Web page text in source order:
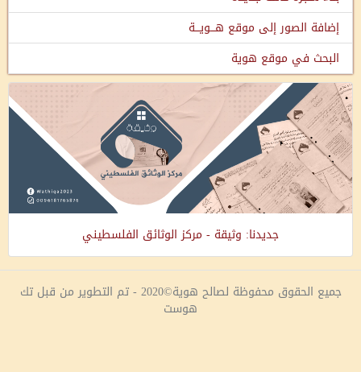
إضافة الصور إلى موقع هـــويـــة
البحث في موقع هوية
جديدنا: وثيقة - مركز الوثائق الفلسطيني
جميع الحقوق محفوظة لصالح هوية©2020 - تم التطوير من قبل تك
هوست